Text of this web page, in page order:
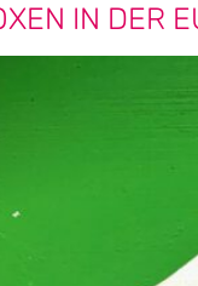
IN DER